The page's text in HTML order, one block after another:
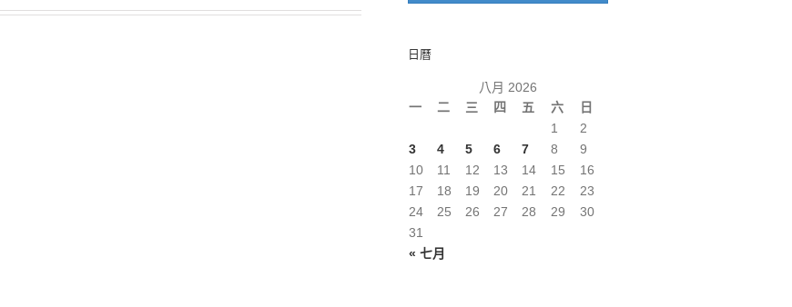
日曆
八月 2026
一
二 三 四 五 六 日
« 七月
1
2
3
4 5 6 7 8
9
10
11 12 13 14 15
16
17
18 19 20 21 22
23
24
25 26 27 28 29
30
31